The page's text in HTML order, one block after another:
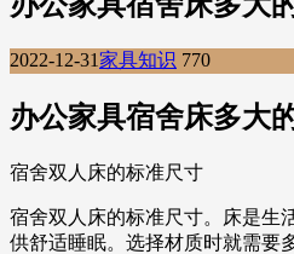
2022-12-31家具知识 770
办公家具宿舍床多大
宿舍双人床的标准尺寸
宿舍双人床的标准尺寸。床是生
供舒适睡眠。选择材质时就需要